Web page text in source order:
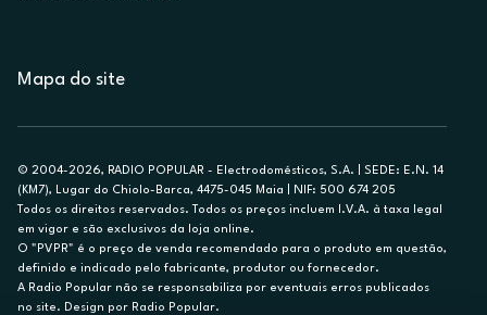
Mapa do site
© 2004-2026, RADIO POPULAR - Electrodomésticos, S.A. | SEDE: E.N. 14
(KM7), Lugar do Chiolo-Barca, 4475-045 Maia | NIF: 500 674 205
Todos os direitos reservados. Todos os preços incluem I.V.A. à taxa legal
em vigor e são exclusivos da loja online.
O "PVPR" é o preço de venda recomendado para o produto em questão,
definido e indicado pelo fabricante, produtor ou fornecedor.
A Radio Popular não se responsabiliza por eventuais erros publicados
no site. Design por Radio Popular.